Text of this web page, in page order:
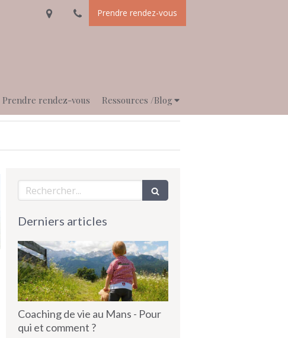
Prendre rendez-vous
Prendre rendez-vous Ressources /Blog
Rechercher
Derniers articles
Coaching de vie au Mans - Pour
qui et comment ?